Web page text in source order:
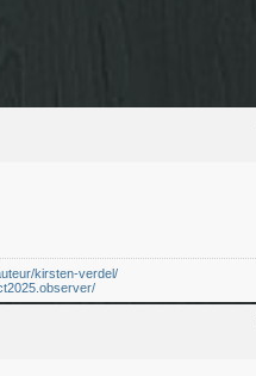
kirsten-verdel/